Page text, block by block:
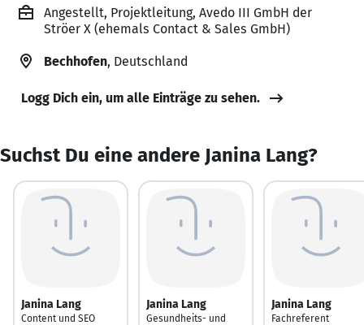
Angestellt, Projektleitung, Avedo III GmbH der
Ströer X (ehemals Contact & Sales GmbH)
Bechhofen, Deutschland
Logg Dich ein, um alle Einträge zu sehen.
Suchst Du eine andere Janina Lang?
Janina Lang
Content und SEO
Janina Lang
Gesundheits- und
Janina Lang
Fachreferent